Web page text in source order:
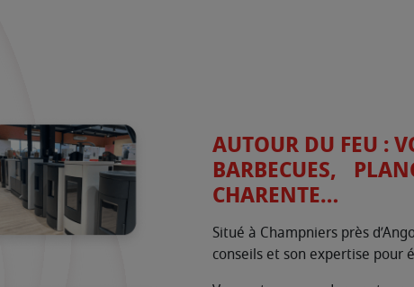
AUTOUR DU FEU :
BARBECUES,
CHARENTE…
Situé à Champniers près
conseils et son expertise pour